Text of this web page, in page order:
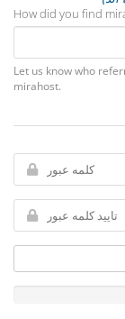
How did you find
Let us know who
mirahost.